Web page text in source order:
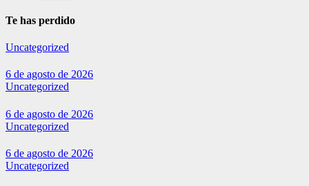
Te has perdido
Uncategorized
6 de agosto de 2026
Uncategorized
6 de agosto de 2026
Uncategorized
6 de agosto de 2026
Uncategorized